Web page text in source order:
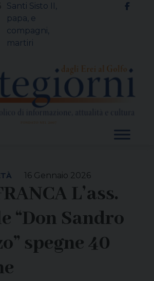
Santi Sisto II,
papa, e
compagni,
martiri
16 Gennaio 2026
L’ass.
“Don Sandro
spegne 40